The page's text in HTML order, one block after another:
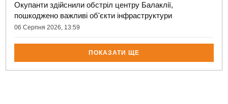
Окупанти здійснили обстріл центру Балаклії,
пошкоджено важливі об'єкти інфраструктури
06 Серпня 2026, 13:59
ПОКАЗАТИ ЩЕ